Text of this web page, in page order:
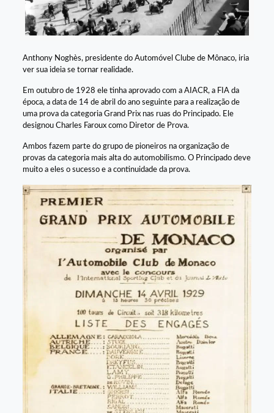
Anthony Noghès, presidente do Automóvel Clube de Mônaco, iria
ver sua ideia se tornar realidade.
Em outubro de 1928 ele tinha aprovado com a AIACR, a FIA da
época, a data de 14 de abril do ano seguinte para a realização de
uma prova da categoria Grand Prix nas ruas do Principado. Ele
designou Charles Faroux como Diretor de Prova.
Ambos fazem parte do grupo de pioneiros na organização de
provas da categoria mais alta do automobilismo. O Principado deve
muito a eles o sucesso e a continuidade da prova.